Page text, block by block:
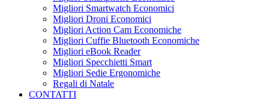
Migliori Smartwatch Economici
Migliori Droni Economici
Migliori Action Cam Economiche
Migliori Cuffie Bluetooth Economiche
Migliori eBook Reader
Migliori Specchietti Smart
Migliori Sedie Ergonomiche
Regali di Natale
CONTATTI